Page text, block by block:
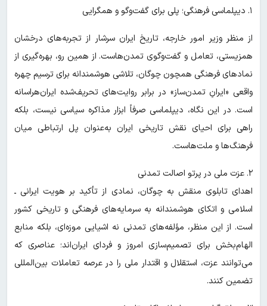
۱. دیپلماسی فرهنگی؛ پلی برای گفت‌وگو و همگرایی
از منظر وزیر امور خارجه، تاریخ ایران سرشار از تجربه‌های درخشان
همزیستی، تعامل و گفت‌وگوی تمدن‌هاست. از همین رو، بهره‌گیری از
نمادهای فرهنگی همچون چوگان، تلاشی هوشمندانه برای ترسیم چهره
واقعی «ایرانِ تمدن‌ساز» در برابر روایت‌های تحریف‌شده ایران‌هراسانه
است. در این نگاه، دیپلماسی صرفاً ابزار مذاکره سیاسی نیست، بلکه
راهی برای احیای نقش تاریخی ایران به‌عنوان پل ارتباطی میان
فرهنگ‌ها و ملت‌هاست.
۲. عزت ملی در پرتو اصالت تمدنی
اهدای تابلوی منقش به چوگان، نمادی از تأکید بر هویت ایرانی ـ
اسلامی و اتکای هوشمندانه به سرمایه‌های فرهنگی و تاریخی کشور
است. از این منظر، مؤلفه‌های تمدنی نه اشیایی موزه‌ای، بلکه منابع
الهام‌بخش برای تصمیم‌سازی امروز و فردای ایران‌اند؛ عناصری که
می‌توانند عزت، استقلال و اقتدار ملی را در عرصه تعاملات بین‌المللی
تضمین کنند.